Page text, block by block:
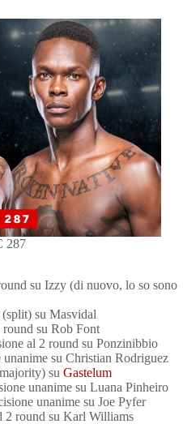
287
su Izzy (di nuovo, lo so sono
su Masvidal
su Rob Font
al 2 round su Ponzinibbio
unanime su Christian Rodriguez
su Gastelum
unanime su Luana Pinheiro
unanime su Joe Pyfer
2 round su Karl Williams